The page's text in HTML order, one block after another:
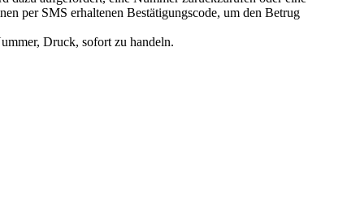
per SMS erhaltenen Bestätigungscode, um den Betrug
Druck, sofort zu handeln.